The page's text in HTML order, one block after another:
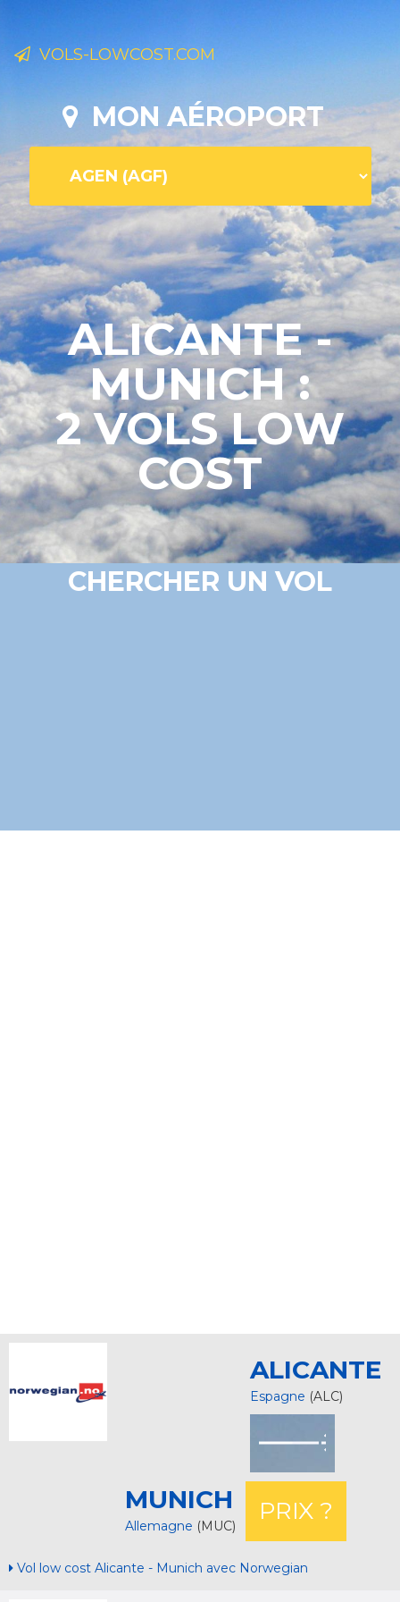
VOLS-LOWCOST.COM
MON AÉROPORT
ALICANTE -
MUNICH :
2 VOLS LOW
COST
CHERCHER UN VOL
ALICANTE
Espagne (ALC)
MUNICH
Allemagne (MUC)
PRIX ?
Vol low cost Alicante - Munich avec Norwegian